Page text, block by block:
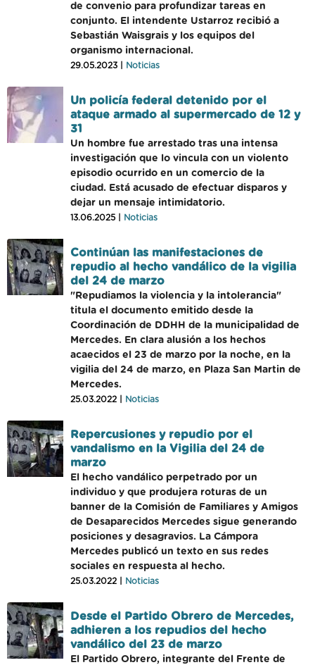
de convenio para profundizar tareas en
conjunto. El intendente Ustarroz recibió a
Sebastián Waisgrais y los equipos del
organismo internacional.
29.05.2023 | Noticias
Un policía federal detenido por el
ataque armado al supermercado de 12 y
31
Un hombre fue arrestado tras una intensa
investigación que lo vincula con un violento
episodio ocurrido en un comercio de la
ciudad. Está acusado de efectuar disparos y
dejar un mensaje intimidatorio.
13.06.2025 | Noticias
Continúan las manifestaciones de
repudio al hecho vandálico de la vigilia
del 24 de marzo
"Repudiamos la violencia y la intolerancia"
titula el documento emitido desde la
Coordinación de DDHH de la municipalidad de
Mercedes. En clara alusión a los hechos
acaecidos el 23 de marzo por la noche, en la
vigilia del 24 de marzo, en Plaza San Martin de
Mercedes.
25.03.2022 | Noticias
Repercusiones y repudio por el
vandalismo en la Vigilia del 24 de
marzo
El hecho vandálico perpetrado por un
individuo y que produjera roturas de un
banner de la Comisión de Familiares y Amigos
de Desaparecidos Mercedes sigue generando
posiciones y desagravios. La Cámpora
Mercedes publicó un texto en sus redes
sociales en respuesta al hecho.
25.03.2022 | Noticias
Desde el Partido Obrero de Mercedes,
adhieren a los repudios del hecho
vandálico del 23 de marzo
El Partido Obrero, integrante del Frente de